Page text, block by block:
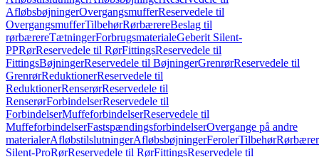
AfløbsbøjningerOvergangsmufferReservedele til
OvergangsmufferTilbehørRørbærereBeslag til
rørbærereTætningerForbrugsmaterialeGeberit Silent-
PPRørReservedele til RørFittingsReservedele til
FittingsBøjningerReservedele til BøjningerGrenrørReservedele til
GrenrørReduktionerReservedele til
ReduktionerRenserørReservedele til
RenserørForbindelserReservedele til
ForbindelserMuffeforbindelserReservedele til
MuffeforbindelserFastspændingsforbindelserOvergange på andre
materialerAfløbstilslutningerAfløbsbøjningerFerolerTilbehør
Silent-ProRørReservedele til RørFittingsReservedele til